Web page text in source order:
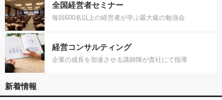
全国経営者セミナー
毎回600名以上の経営者が学ぶ最大級の勉強会
経営コンサルティング
企業の成長を加速させる講師陣が貴社にて指導
新着情報